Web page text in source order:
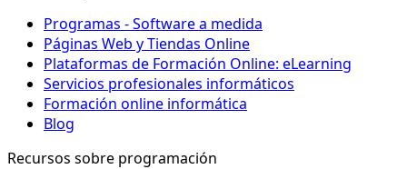
Programas - Software a medida
Páginas Web y Tiendas Online
Plataformas de Formación Online: eLearning
Servicios profesionales informáticos
Formación online informática
Blog
Recursos sobre programación